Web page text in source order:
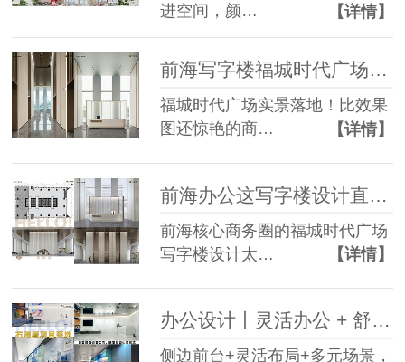
进空间，颜…
【详情】
前海写字楼福城时代广场精装落地，超甲级写字楼标准！
福城时代广场实景落地！比效果
图还惊艳的商…
【详情】
前海办公这写字楼设计直接焊死高级感
前海核心商务圈的福城时代广场
写字楼设计太…
【详情】
办公设计丨灵活办公 + 舒适体验双在线设计案例
侧边前台+灵活布局+多元场景，